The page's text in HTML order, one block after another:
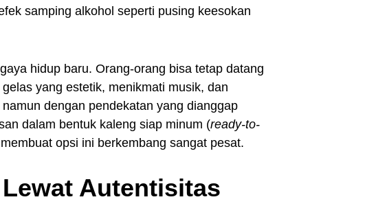
samping alkohol seperti pusing keesokan
hidup baru. Orang-orang bisa tetap datang
yang estetik, menikmati musik, dan
dengan pendekatan yang dianggap
dalam bentuk kaleng siap minum (ready-to-
opsi ini berkembang sangat pesat.
Autentisitas